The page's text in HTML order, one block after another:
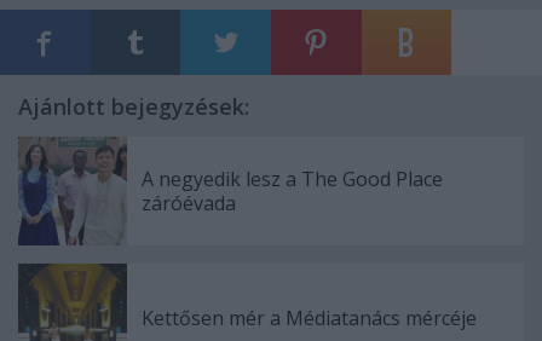
Ajánlott bejegyzések:
A negyedik lesz a The Good Place
záróévada
Kettősen mér a Médiatanács mércéje